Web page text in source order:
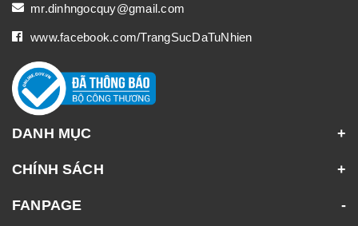
mr.dinhngocquy@gmail.com
www.facebook.com/TrangSucDaTuNhien
DANH MỤC
CHÍNH SÁCH
FANPAGE